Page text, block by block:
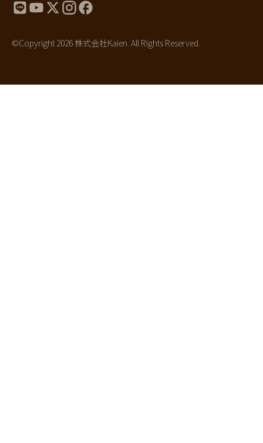
©Copyright 2026 株式会社Kaien. All Rights Reserved.